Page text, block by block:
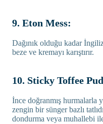
9. Eton Mess:
Dağınık olduğu kadar
beze ve kremayı karıştırır.
10. Sticky Toffee
İnce doğranmış hurmalarla
zengin bir sünger bazlı
dondurma veya muhallebi